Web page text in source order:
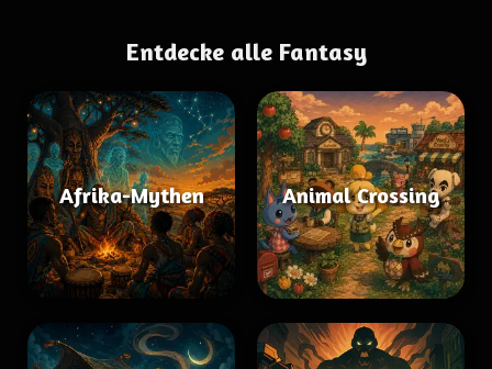
Entdecke alle Fantasy
Afrika-Mythen Animal Crossing